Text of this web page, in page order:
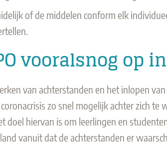
of de middelen conform elk
vooralsnog op
van achterstanden en het inlopen
zo snel mogelijk achter zich
doel hiervan is om leerlingen en
vanuit dat de achterstanden er